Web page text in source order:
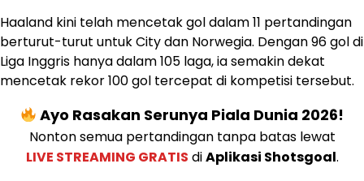
Haaland kini telah mencetak gol dalam 11 pertandingan
berturut-turut untuk City dan Norwegia. Dengan 96 gol di
Liga Inggris hanya dalam 105 laga, ia semakin dekat
mencetak rekor 100 gol tercepat di kompetisi tersebut.
Ayo Rasakan Serunya Piala Dunia 2026!
Nonton semua pertandingan tanpa batas lewat
LIVE STREAMING GRATIS diAplikasi Shotsgoal.